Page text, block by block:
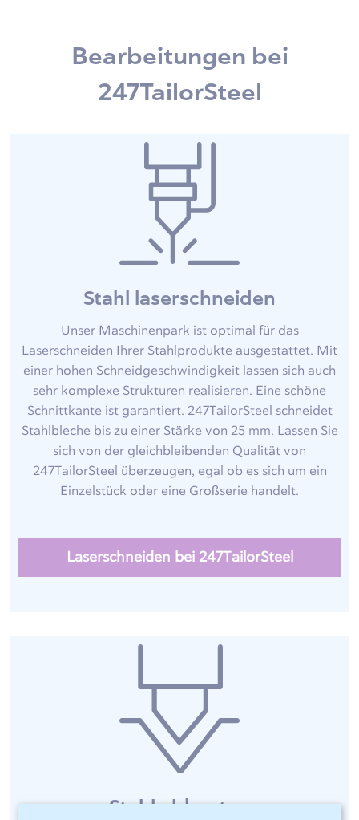
Bearbeitungen bei
247TailorSteel
Stahl laserschneiden
Unser Maschinenpark ist optimal für das
Laserschneiden Ihrer Stahlprodukte ausgestattet. Mit
einer hohen Schneidgeschwindigkeit lassen sich auch
sehr komplexe Strukturen realisieren. Eine schöne
Schnittkante ist garantiert. 247TailorSteel schneidet
Stahlbleche bis zu einer Stärke von 25 mm. Lassen Sie
sich von der gleichbleibenden Qualität von
247TailorSteel überzeugen, egal ob es sich um ein
Einzelstück oder eine Großserie handelt.
Laserschneiden bei 247TailorSteel
Stahl abkanten